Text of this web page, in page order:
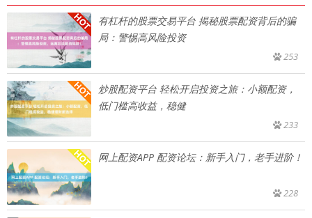
有杠杆的股票交易平台 揭秘股票配资背后的骗
局：警惕高风险投资
253
炒股配资平台 轻松开启投资之旅：小额配资，
低门槛高收益，稳健
233
网上配资APP 配资论坛：新手入门，老手进阶！
228